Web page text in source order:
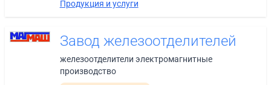
Продукция и услуги
Завод железоотделителей
железоотделители электромагнитные
производство